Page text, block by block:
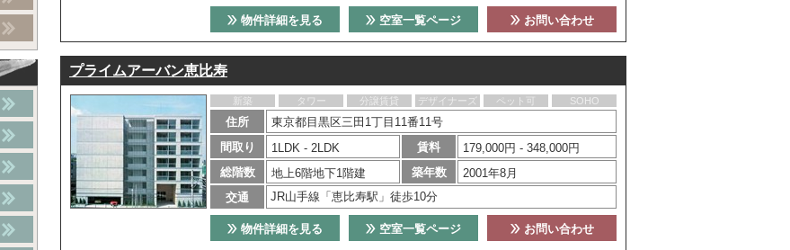
お問い合わせ
空室一覧ページ
物件詳細を見る
プライムアーバン恵比寿
新築 タワー 分譲賃貸 デザイナーズ ペット可 SOHO
住所
東京都目黒区三田1丁目11番11号
間取り
1LDK - 2LDK 賃料
179,000円 - 348,000円
総階数
地上6階地下1階建 築年数
2001年8月
交通
JR山手線「恵比寿駅」徒歩10分
お問い合わせ
空室一覧ページ
物件詳細を見る